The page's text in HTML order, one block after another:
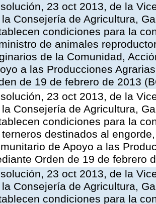
23 oct 2013, de la
Consejería de Agricultura,
condiciones para la
de animales
de la Comunidad,
a las Producciones
de 19 de febrero de 2013
23 oct 2013, de la
Consejería de Agricultura,
condiciones para la
destinados al
de Apoyo a las
Orden de 19 de febrero
23 oct 2013, de la
Consejería de Agricultura,
condiciones para la